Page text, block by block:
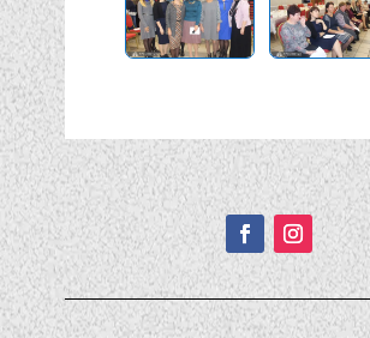
Подписывайтесь!